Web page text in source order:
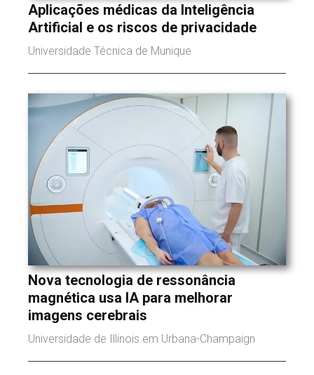
Aplicações médicas da Inteligência
Artificial e os riscos de privacidade
Universidade Técnica de Munique
Nova tecnologia de ressonância
magnética usa IA para melhorar
imagens cerebrais
Universidade de Illinois em Urbana-Champaign